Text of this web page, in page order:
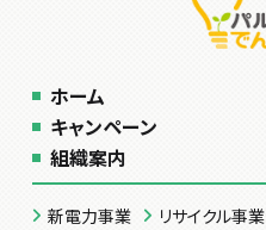
ホーム
キャンペーン
組織案内
新電力事業 リサイクル事業